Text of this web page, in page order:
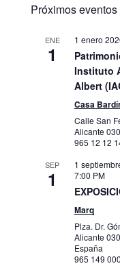
Próximos eventos
ENE
1
1 enero
Instituto
Albert
Casa
Calle San
Alicante
965 12 12
SEP
1
1
7:00 PM
Marq
Plza. Dr.
Alicante
España
965 149 000